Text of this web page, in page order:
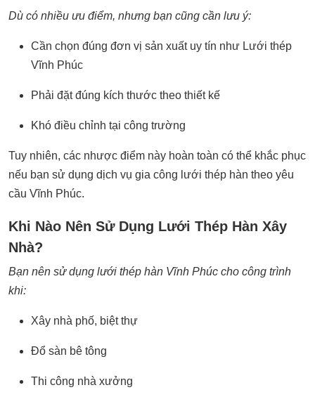
Dù có nhiều ưu điểm, nhưng bạn cũng cần lưu ý:
Cần chọn đúng đơn vị sản xuất uy tín như Lưới thép
Vĩnh Phúc
Phải đặt đúng kích thước theo thiết kế
Khó điều chỉnh tại công trường
Tuy nhiên, các nhược điểm này hoàn toàn có thể khắc phục
nếu bạn sử dụng dịch vụ gia công lưới thép hàn theo yêu
cầu Vĩnh Phúc.
Khi Nào Nên Sử Dụng Lưới Thép Hàn Xây
Nhà?
Bạn nên sử dụng lưới thép hàn Vĩnh Phúc cho công trình
khi:
Xây nhà phố, biệt thự
Đổ sàn bê tông
Thi công nhà xưởng